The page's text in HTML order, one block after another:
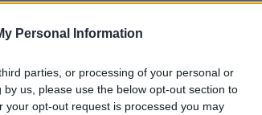
Personal Information
parties, or processing of your personal or
us, please use the below opt-out section to
opt-out request is processed you may
– på grund av